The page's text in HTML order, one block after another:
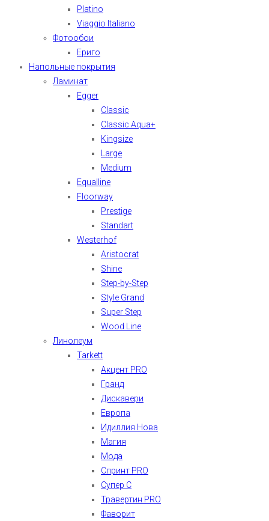
Platino
Viaggio Italiano
Фотообои
Ериго
Напольные покрытия
Ламинат
Egger
Classic
Classic Aqua+
Kingsize
Large
Medium
Equalline
Floorway
Prestige
Standart
Westerhof
Aristocrat
Shine
Step-by-Step
Style Grand
Super Step
Wood Line
Линолеум
Tarkett
Акцент PRO
Гранд
Дискавери
Европа
Идиллия Нова
Магия
Мода
Спринт PRO
Супер С
Травертин PRO
Фаворит